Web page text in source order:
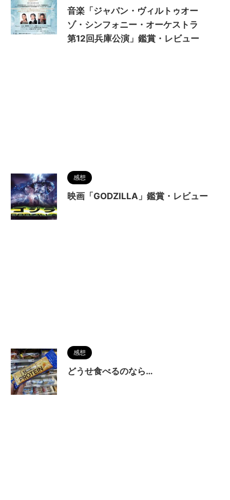
音楽「ジャパン・ヴィルトゥオー
ゾ・シンフォニー・オーケストラ
第12回兵庫公演」鑑賞・レビュー
感想
映画「GODZILLA」鑑賞・レビュー
感想
どうせ食べるのなら…